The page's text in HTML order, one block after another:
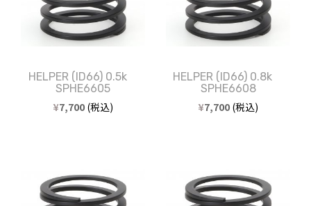
HELPER (ID66) 0.5k
SPHE6605
¥7,700 (税込)
HELPER (ID66) 0.8k
SPHE6608
¥7,700 (税込)